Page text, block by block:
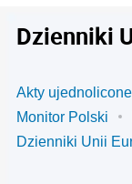
Dzienniki
Akty ujednolicone
Monitor Polski
Dzienniki Unii